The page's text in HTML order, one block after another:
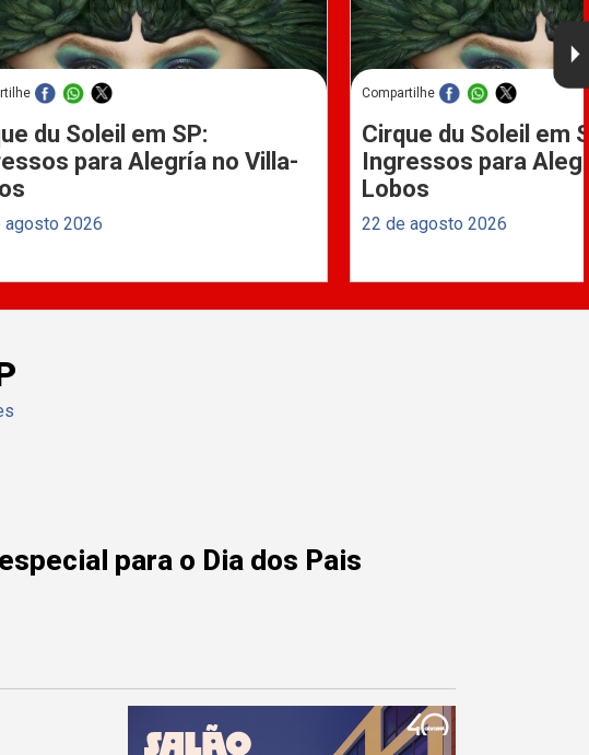
du Soleil em SP:
para Alegría no Villa-
agosto 2026
Compartilhe
Cirque du Soleil em
Ingressos para
Lobos
22 de agosto 2026
para o Dia dos Pais